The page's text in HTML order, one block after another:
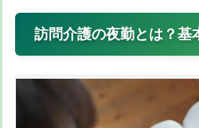
訪問介護の夜勤とは？基